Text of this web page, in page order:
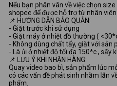
Nếu bạn phân vân về việc chọn
shopee để được hỗ trợ từ nhân viên
📌 HƯỚNG DẪN BẢO QUẢN:
- Giặt trước khi sử dụng
- Giặt máy ở nhiệt đồ thường (
- Không dùng chất tẩy, giặt với sản
- Là ủi ở nhiệt độ tối đa 150*c , sấy
📌 LƯU Ý KHI NHẬN HÀNG:
Quay video bao bì, sản phẩm lúc
có các vấn đề phát sinh nhầm lẫn
phẩm.